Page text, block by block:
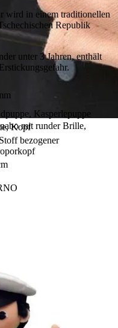
mit runder Brille,
wird in einem traditionellen
Republik
unter 3 Jahren, enthält
Kasperlepuppe
Kopf
bezogener